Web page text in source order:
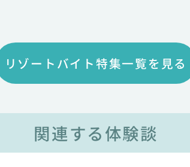
リゾートバイト特集一覧を見る
関連する体験談